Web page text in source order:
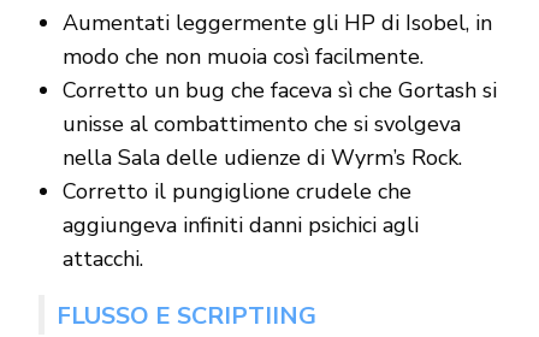
Aumentati leggermente gli HP di Isobel, in
modo che non muoia così facilmente.
Corretto un bug che faceva sì che Gortash si
unisse al combattimento che si svolgeva
nella Sala delle udienze di Wyrm’s Rock.
Corretto il pungiglione crudele che
aggiungeva infiniti danni psichici agli
attacchi.
FLUSSO E SCRIPTIING